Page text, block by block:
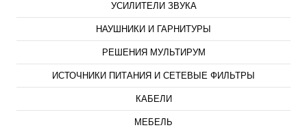
УСИЛИТЕЛИ ЗВУКА
НАУШНИКИ И ГАРНИТУРЫ
РЕШЕНИЯ МУЛЬТИРУМ
ИСТОЧНИКИ ПИТАНИЯ И СЕТЕВЫЕ ФИЛЬТРЫ
КАБЕЛИ
МЕБЕЛЬ